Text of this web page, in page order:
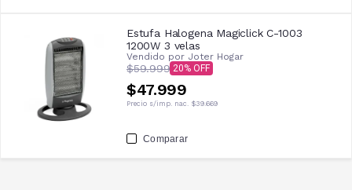
Estufa Halogena Magiclick C-1003
1200W 3 velas
Vendido por Joter Hogar
$59.999 20
$47.999
Precio s/imp. nac. $39.669
Comparar